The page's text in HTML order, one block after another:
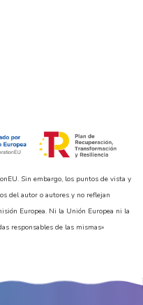
Sin embargo, los puntos de vista y
del autor o autores y no reflejan
Europea. Ni la Unión Europea ni la
responsables de las mismas»